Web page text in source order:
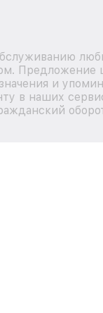
и
в наших